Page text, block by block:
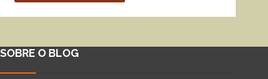
SOBRE O BLOG